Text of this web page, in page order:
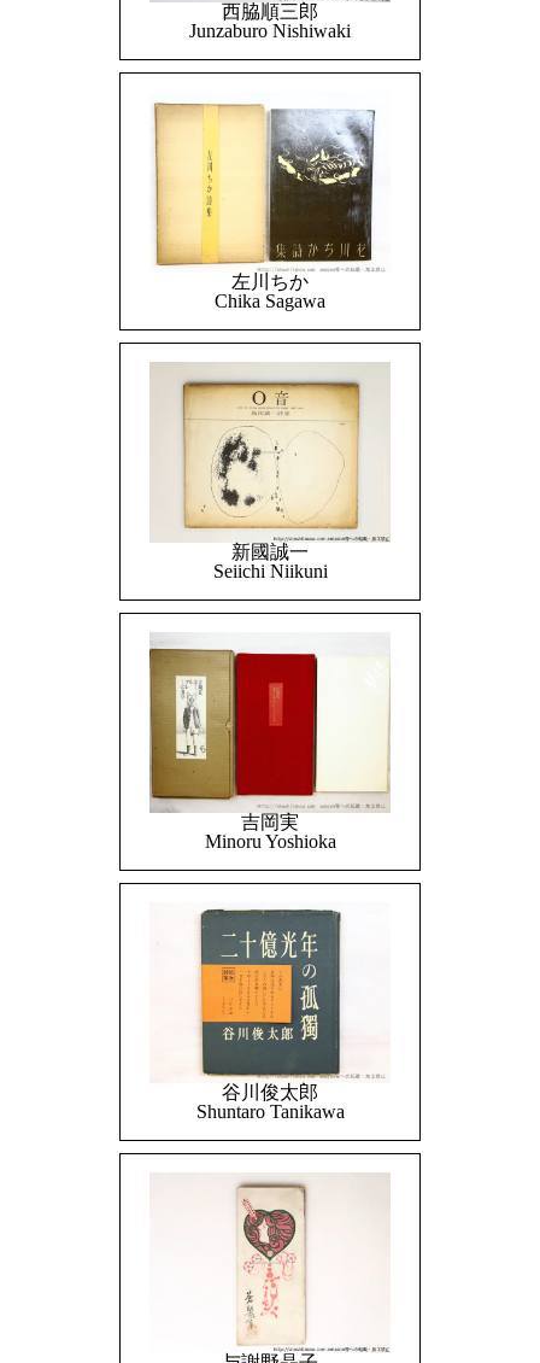
西脇順三郎
Junzaburo Nishiwaki
左川ちか
Chika Sagawa
新國誠一
Seiichi Niikuni
吉岡実
Minoru Yoshioka
谷川俊太郎
Shuntaro Tanikawa